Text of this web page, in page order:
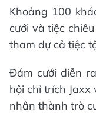
Khoảng 100
cưới và tiệc
tham dự cả tiệc
Đám cưới diễn
hội chỉ trích
nhân thành trò